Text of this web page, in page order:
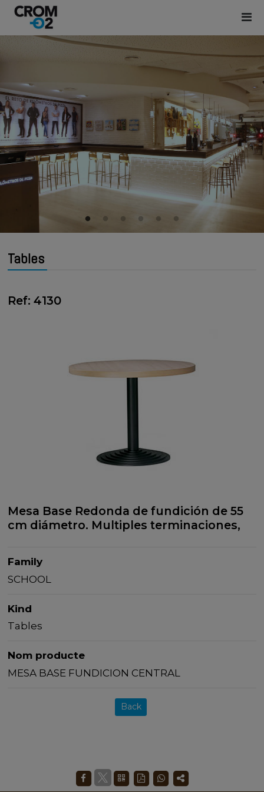
Tables
Ref: 4130
Mesa Base Redonda de fundición de 55
cm diámetro. Multiples terminaciones,
Family
SCHOOL
Kind
Tables
Nom producte
MESA BASE FUNDICION CENTRAL
Back